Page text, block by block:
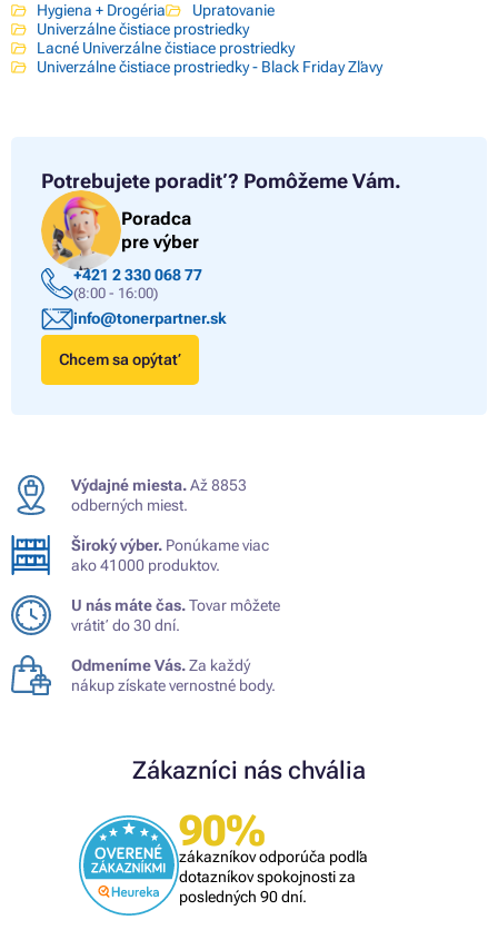
Hygiena + Drogéria
Upratovanie
Univerzálne čistiace prostriedky
Lacné Univerzálne čistiace prostriedky
Univerzálne čistiace prostriedky - Black Friday Zľavy
Potrebujete poradiť? Pomôžeme Vám.
Poradca
pre výber
+421 2 330 068 77
(8:00 - 16:00)
info@tonerpartner.sk
Chcem sa opýtať
Výdajné miesta.Až 8853
odberných miest.
Široký výber. Ponúkame viac
ako 41000 produktov.
U nás máte čas.Tovar môžete
vrátiť do 30 dní.
Odmeníme Vás.Za každý
nákup získate vernostné body.
Zákazníci nás chvália
90%
zákazníkov odporúča podľa
dotazníkov spokojnosti za
posledných 90 dní.